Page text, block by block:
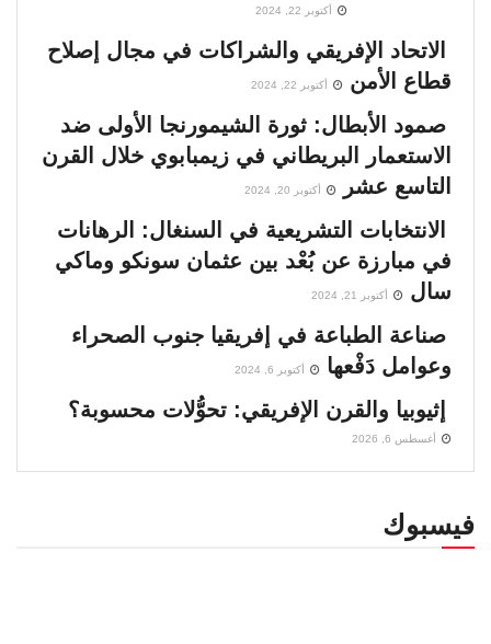
أكتوبر 22, 2024
الاتحاد الإفريقي والشراكات في مجال إصلاح
قطاع الأمن
أكتوبر 22, 2024
صمود الأبطال: ثورة الشيمورنجا الأولى ضد
الاستعمار البريطاني في زيمبابوي خلال القرن
التاسع عشر
أكتوبر 20, 2024
الانتخابات التشريعية في السنغال: الرهانات
في مبارزة عن بُعْد بين عثمان سونكو وماكي
سال
أكتوبر 21, 2024
صناعة الطباعة في إفريقيا جنوب الصحراء
وعوامل دَفْعها
أكتوبر 6, 2024
إثيوبيا والقرن الإفريقي: تحوُّلات محسوبة؟
أغسطس 6, 2026
فيسبوك